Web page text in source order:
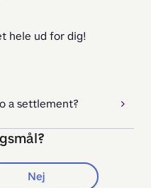
hele ud for dig!
a settlement?
Nej